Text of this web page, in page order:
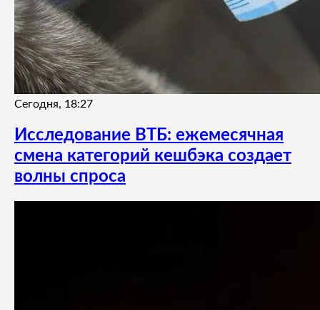
Сегодня, 18:27
Исследование ВТБ: ежемесячная
смена категорий кешбэка создает
волны спроса